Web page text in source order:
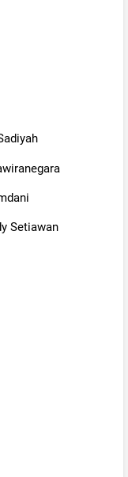
Setiawan